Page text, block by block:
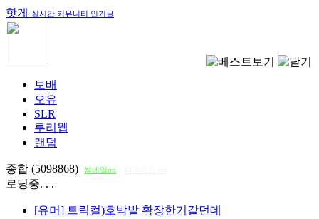
핫게 실시간 커뮤니티 인기글
보배
오유
SLR
루리웹
랜덤
종합 (5098868) 썸네일on
로딩중. . .
[유머] 트릭컬)호박밭 확장한거같던데